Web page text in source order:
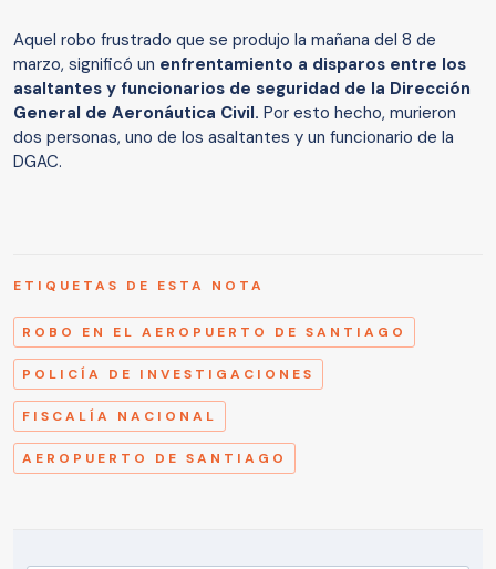
Aquel robo frustrado que se produjo la mañana del 8 de
marzo, significó un enfrentamiento a disparos entre los
asaltantes y funcionarios de seguridad de la Dirección
General de Aeronáutica Civil. Por esto hecho, murieron
dos personas, uno de los asaltantes y un funcionario de la
DGAC.
ETIQUETAS DE ESTA NOTA
ROBO EN EL AEROPUERTO DE SANTIAGO
POLICÍA DE INVESTIGACIONES
FISCALÍA NACIONAL
AEROPUERTO DE SANTIAGO